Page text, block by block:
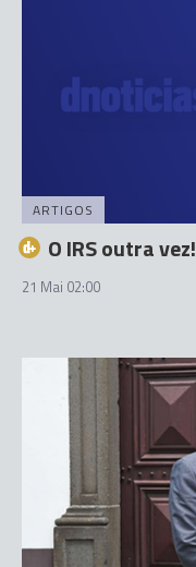
ARTIGOS
O IRS outra vez!
21 Mai 02:00